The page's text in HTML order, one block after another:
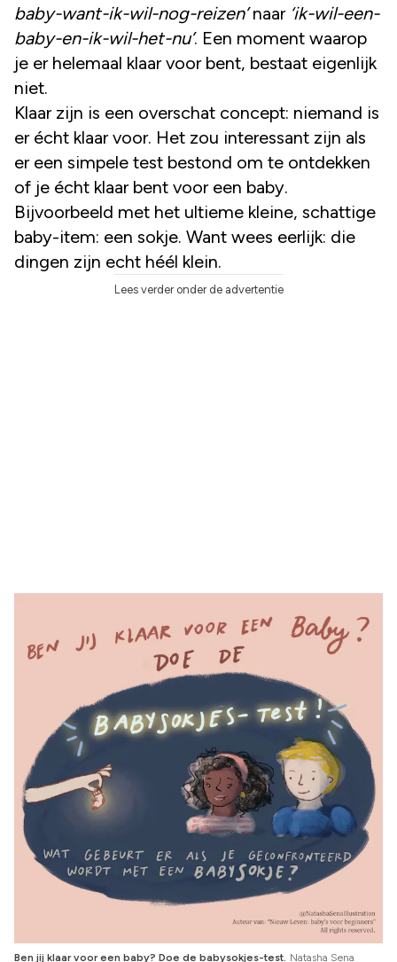
baby-want-ik-wil-nog-reizen’naar ‘ik-wil-een-
baby-en-ik-wil-het-nu’. Een moment waarop
je er helemaal klaar voor bent, bestaat eigenlijk
niet.
Klaar zijn is een overschat concept: niemand is
er écht klaar voor. Het zou interessant zijn als
er een simpele test bestond om te ontdekken
of je écht klaar bent voor een baby.
Bijvoorbeeld met het ultieme kleine, schattige
baby-item: een sokje. Want wees eerlijk: die
dingen zijn echt héél klein.
Lees verder onder de advertentie
Ben jij klaar voor een baby? Doe de babysokjes-test. Natasha Sena